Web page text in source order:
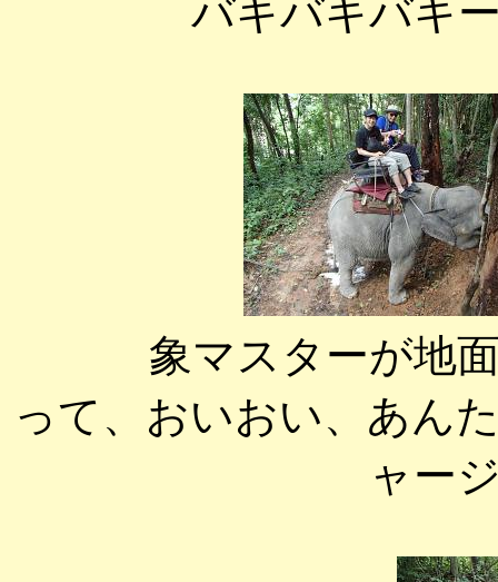
バキバキバキ
象マスターが地
って、おいおい、あん
ャー